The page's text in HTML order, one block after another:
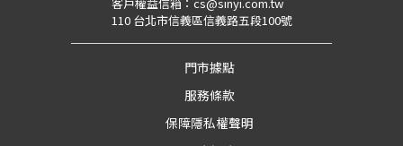
110 台北市信義區信義路五段100號
門市據點
服務條款
保障隱私權聲明